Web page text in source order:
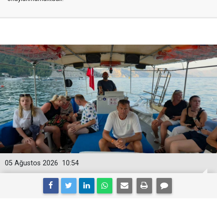
10:54
05 Ağustos 2026